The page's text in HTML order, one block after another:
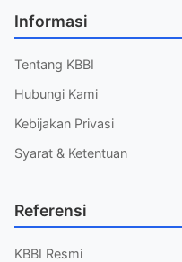
Informasi
Tentang KBBI
Hubungi Kami
Kebijakan Privasi
Syarat & Ketentuan
Referensi
KBBI Resmi